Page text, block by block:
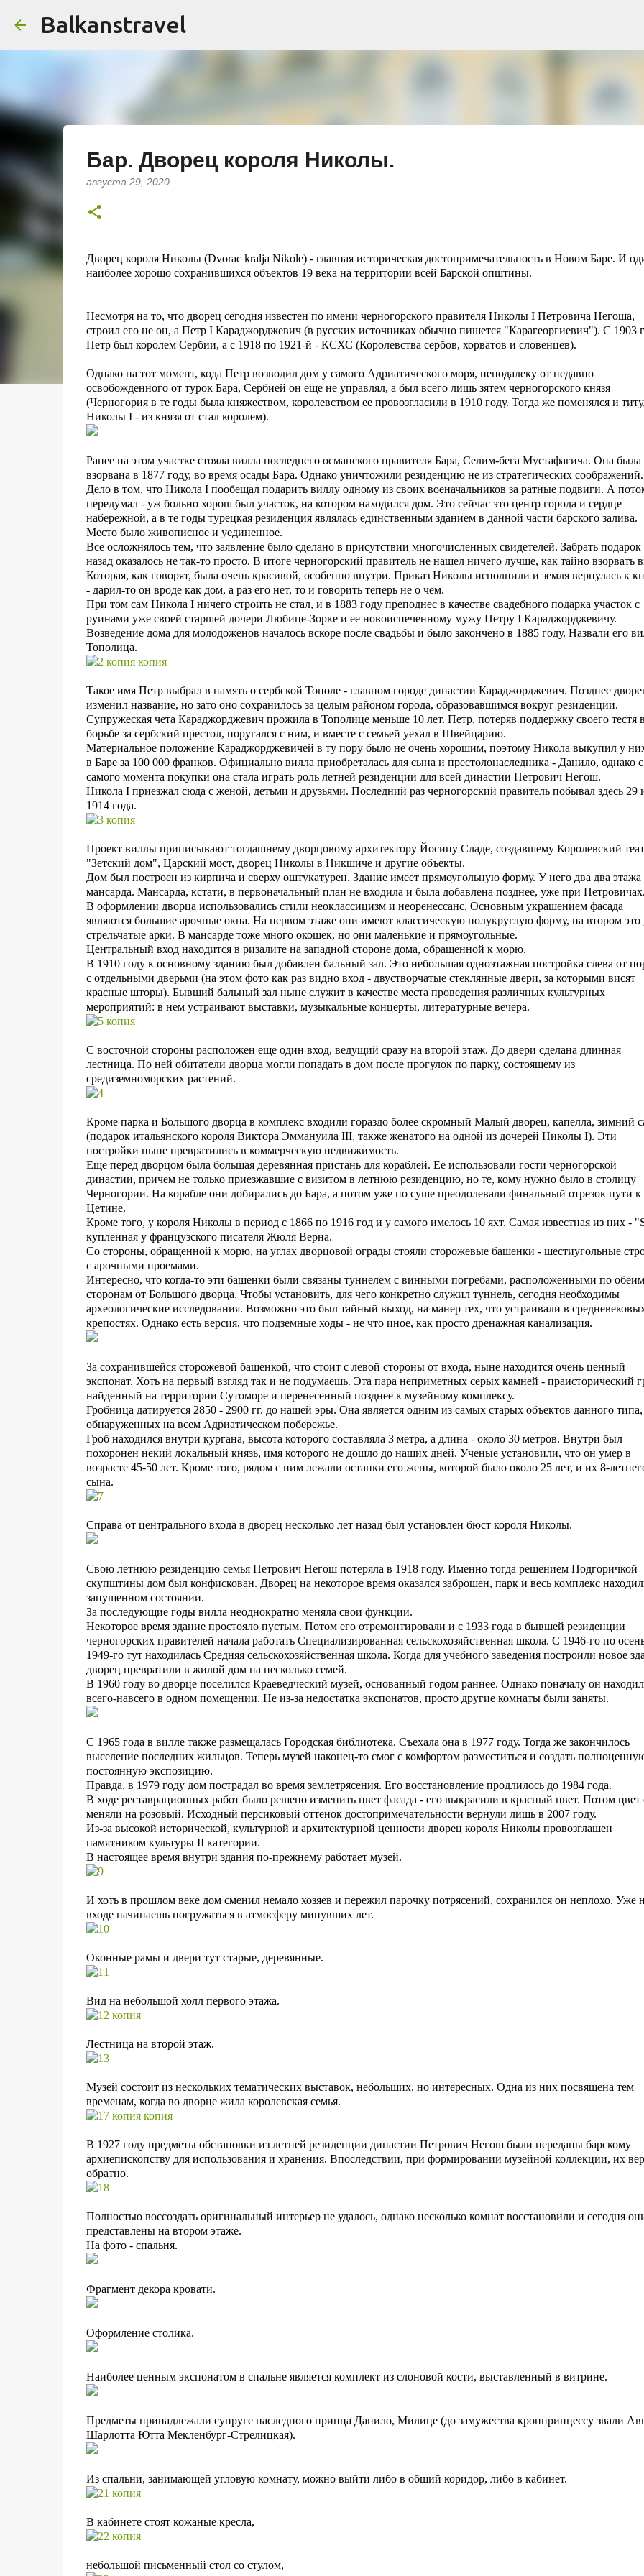
Balkanstravel
Бар. Дворец короля Николы.
августа 29, 2020
Дворец короля Николы (Dvorac kralja Nikole) - главная историческая достопримечательность в Новом Баре. И
наиболее хорошо сохранившихся объектов 19 века на территории всей Барской општины.
Несмотря на то, что дворец сегодня известен по имени черногорского правителя Николы I Петровича Негоша,
строил его не он, а Петр I Караджорджевич (в русских источниках обычно пишется "Карагеоргиевич"). С 1903
Петр был королем Сербии, а с 1918 по 1921-й - КСХС (Королевства сербов, хорватов и словенцев).
Однако на тот момент, кода Петр возводил дом у самого Адриатического моря, неподалеку от недавно
освобожденного от турок Бара, Сербией он еще не управлял, а был всего лишь зятем черногорского князя
(Черногория в те годы была княжеством, королевством ее провозгласили в 1910 году. Тогда же поменялся и
Николы I - из князя от стал королем).
Ранее на этом участке стояла вилла последнего османского правителя Бара, Селим-бега Мустафагича. Она была
взорвана в 1877 году, во время осады Бара. Однако уничтожили резиденцию не из стратегических соображений.
Дело в том, что Никола I пообещал подарить виллу одному из своих военачальников за ратные подвиги. А
передумал - уж больно хорош был участок, на котором находился дом. Это сейчас это центр города и сердце
набережной, а в те годы турецкая резиденция являлась единственным зданием в данной части барского залива.
Место было живописное и уединенное.
Все осложнялось тем, что заявление было сделано в присутствии многочисленных свидетелей. Забрать подарок
назад оказалось не так-то просто. В итоге черногорский правитель не нашел ничего лучше, как тайно взорвать
Которая, как говорят, была очень красивой, особенно внутри. Приказ Николы исполнили и земля вернулась к
- дарил-то он вроде как дом, а раз его нет, то и говорить теперь не о чем.
При том сам Никола I ничего строить не стал, и в 1883 году преподнес в качестве свадебного подарка участок с
руинами уже своей старшей дочери Любице-Зорке и ее новоиспеченному мужу Петру I Караджорджевичу.
Возведение дома для молодоженов началось вскоре после свадьбы и было закончено в 1885 году. Назвали его
Тополица.
Такоеимя Петр выбрал в память о сербской Тополе - главном городе династии Караджорджевич. Позднее
изменил название, но зато оно сохранилось за целым районом города, образовавшимся вокруг резиденции.
Супружеская чета Караджорджевич прожила в Тополице меньше 10 лет. Петр, потеряв поддержку своего тестя в
борьбе за сербский престол, поругался с ним, и вместе с семьей уехал в Швейцарию.
Материальное положение Караджорджевичей в ту пору было не очень хорошим, поэтому Никола выкупил у
в Баре за 100 000 франков. Официально вилла приобреталась для сына и престолонаследника - Данило, однако с
самого момента покупки она стала играть роль летней резиденции для всей династии Петрович Негош.
Никола Iприезжал сюда с женой, детьми и друзьями. Последний раз черногорский правитель побывал здесь 29
1914 года.
Проект виллы приписывают тогдашнему дворцовому архитектору Йосипу Сладе, создавшему Королевский
"Зетский дом", Царский мост, дворец Николы в Никшиче и другие объекты.
Дом был построен из кирпича и сверху оштукатурен. Здание имеет прямоугольную форму. У него два два этажа
мансарда. Мансарда, кстати, в первоначальный план не входила и была добавлена позднее, уже при Петровичах.
В оформлении дворца использовались стили неоклассицизм и неоренессанс. Основным украшением фасада
являются большие арочные окна. На первом этаже они имеют классическую полукруглую форму, на втором это
стрельчатые арки. В мансарде тоже много окошек, но они маленькие и прямоугольные.
Центральный вход находится в ризалите на западной стороне дома, обращенной к морю.
В 1910 году к основному зданию был добавлен бальный зал. Это небольшая одноэтажная постройка слева от
с отдельными дверьми (на этом фото как раз видно вход - двустворчатые стеклянные двери, за которыми висят
красные шторы). Бывший бальный зал ныне служит в качестве места проведения различных культурных
мероприятий: в нем устраивают выставки, музыкальные концерты, литературные вечера.
С восточной стороны расположен еще один вход, ведущий сразу на второй этаж. До двери сделана длинная
лестница. По ней обитатели дворца могли попадать в дом после прогулок по парку, состоящему из
средиземноморских растений.
Кроме парка и Большого дворца в комплекс входили гораздо более скромный Малый дворец, капелла, зимний
(подарок итальянского короля Виктора Эммануила III, также женатого на одной из дочерей Николы I). Эти
постройки ныне превратились в коммерческую недвижимость.
Еще перед дворцом была большая деревянная пристань для кораблей. Ее использовали гости черногорской
династии, причем не только приезжавшие с визитом в летнюю резиденцию, но те, кому нужно было в столицу
Черногории. На корабле они добирались до Бара, а потом уже по суше преодолевали финальный отрезок пути к
Цетине.
Кроме того, у короля Николы в период с 1866 по 1916 год и у самого имелось 10 яхт. Самая известная из них -
купленная у французского писателя Жюля Верна.
Со стороны, обращенной к морю, на углах дворцовой ограды стояли сторожевые башенки - шестиугольные
с арочными проемами.
Интересно, что когда-то эти башенки были связаны туннелем с винными погребами, расположенными по обеим
сторонам от Большого дворца. Чтобы установить, для чего конкретно служил туннель, сегодня необходимы
археологические исследования. Возможно это был тайный выход, на манер тех, что устраивали в
крепостях. Однако есть версия, что подземные ходы - не что иное, как просто дренажная канализация.
За сохранившейся сторожевой башенкой, что стоит с левой стороны от входа, ныне находится очень ценный
экспонат. Хоть на первый взгляд так и не подумаешь. Эта пара неприметных серых камней - праисторический
найденный на территории Сутоморе и перенесенный позднее к музейному комплексу.
Гробница датируется 2850 - 2900 гг. до нашей эры. Она является одним из самых старых объектов данного типа,
обнаруженных на всем Адриатическом побережье.
Гроб находился внутри кургана, высота которого составляла 3 метра, а длина - около 30 метров. Внутри был
похоронен некий локальный князь, имя которого не дошло до наших дней. Ученые установили, что он умер в
возрасте 45-50 лет. Кроме того, рядом с ним лежали останки его жены, которой было около 25 лет, и их 8-
сына.
Справа от центрального входа в дворец несколько лет назад был установлен бюст короля Николы.
Свою летнюю резиденцию семья Петрович Негош потеряла в 1918 году. Именно тогда решением Подгоричкой
скупштины дом был конфискован. Дворец на некоторое время оказался заброшен, парк и весь комплекс
запущенном состоянии.
За последующие годы вилла неоднократно меняла свои функции.
Некоторое время здание простояло пустым. Потом его отремонтировали и с 1933 года в бывшей резиденции
черногорских правителей начала работать Специализированная сельскохозяйственная школа. С 1946-го по
1949-го тут находилась Средняя сельскохозяйственная школа. Когда для учебного заведения построили новое
дворец превратили в жилой дом на несколько семей.
В 1960 году во дворце поселился Краеведческий музей, основанный годом раннее. Однако поначалу он
всего-навсего в одном помещении. Не из-за недостатка экспонатов, просто другие комнаты были заняты.
С 1965 года в вилле также размещалась Городская библиотека. Съехала она в 1977 году. Тогда же закончилось
выселение последних жильцов. Теперь музей наконец-то смог с комфортом разместиться и создать
постоянную экспозицию.
Правда, в 1979 году дом пострадал во время землетрясения. Его восстановление продлилось до 1984 года.
В ходе реставрационных работ было решено изменить цвет фасада - его выкрасили в красный цвет. Потом цвет
меняли на розовый. Исходный персиковый оттенок достопримечательности вернули лишь в 2007 году.
Из-за высокой исторической, культурной и архитектурной ценности дворец короля Николы провозглашен
памятником культуры II категории.
В настоящее время внутри здания по-прежнему работает музей.
И хоть в прошлом веке дом сменил немало хозяев и пережил парочку потрясений, сохранился он неплохо. Уже
входе начинаешь погружаться в атмосферу минувших лет.
Оконные рамы и двери тут старые, деревянные.
Вид на небольшой холл первого этажа.
Лестница на второй этаж.
Музей состоит из нескольких тематических выставок, небольших, но интересных. Одна из них посвящена тем
временам, когда во дворце жила королевская семья.
В 1927 году предметы обстановки из летней резиденции династии Петрович Негош были переданы барскому
архиепископству для использования и хранения. Впоследствии, при формировании музейной коллекции, их
обратно.
Полностью воссоздать оригинальный интерьер не удалось, однако несколько комнат восстановили и сегодня
представлены на втором этаже.
На фото - спальня.
Фрагмент декора кровати.
Оформление столика.
Наиболее ценным экспонатом в спальне является комплект из слоновой кости, выставленный в витрине.
Предметы принадлежали супруге наследного принца Данило, Милице (до замужества кронпринцессу звали
Шарлотта Ютта Мекленбург-Стрелицкая).
Из спальни, занимающей угловую комнату, можно выйти либо в общий коридор, либо в кабинет.
В кабинете стояткожаные кресла,
небольшой письменный стол со стулом,